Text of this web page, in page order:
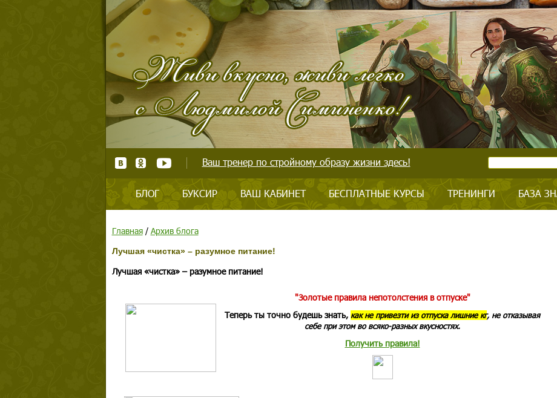
Ваш тренер по стройному образу жизни здесь!
БЛОГ БУКСИР ВАШ КАБИНЕТ БЕСПЛАТНЫЕ КУРСЫ ТРЕНИНГИ БАЗА
Главная/ Архив блога
Лучшая «чистка» – разумное питание!
Лучшая «чистка» – разумное питание!
"Золотые правила непотолстения в отпуске"
Теперь ты точно будешь знать, как не привезти из отпуска лишние кг, не отказывая
себе при этом во всяко-разных вкусностях.
Получить правила!